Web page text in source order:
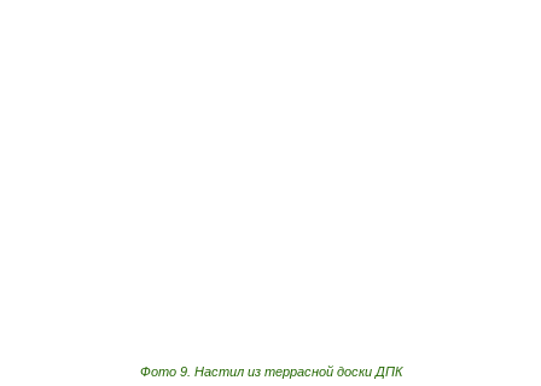
Фото 9. Настил из террасной доски ДПК